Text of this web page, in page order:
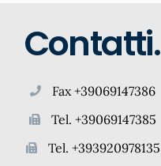
Contatti.
Fax +39069147386
Tel. +39069147385
Tel. +393920978135